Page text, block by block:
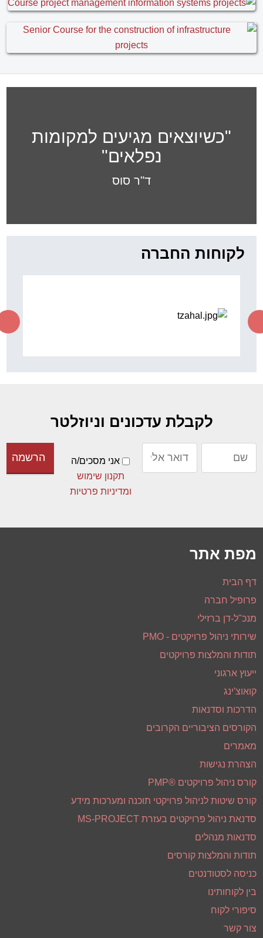
"כשיוצאים מגיעים למקומות
נפלאים"
ד"ר סוס
לקוחות החברה
לקבלת עדכונים וניוזלטר
אני מסכים/ה
תקנון שימוש
ומדיניות פרטיות
מפת אתר
דף הבית
פרופיל חברה
מנכ"ל-דן ברזילי
שירותי ניהול פרויקטים - PMO
תודות והמלצות פרויקטים
ייעוץ ארגוני
קואוצ'ינג
הדרכות וסדנאות
הקורסים הציבוריים הקרובים
מאמרים
הצהרת נגישות
קורס ניהול פרויקטים ®PMP
קורס שיטות לניהול פרויקטי תוכנה ומערכות מידע
סדנאת ניהול פרויקטים בעזרת MS-PROJECT
סדנאות מנהלים
תודות והמלצות קורסים
כניסה לסטודנטים
בין לקוחותינו
סיפורי לקוח
צור קשר